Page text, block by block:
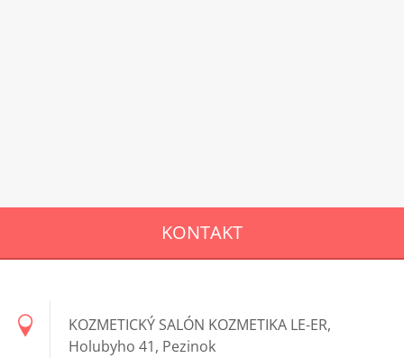
KONTAKT
KOZMETICKÝ SALÓN KOZMETIKA LE-ER,
Holubyho 41, Pezinok